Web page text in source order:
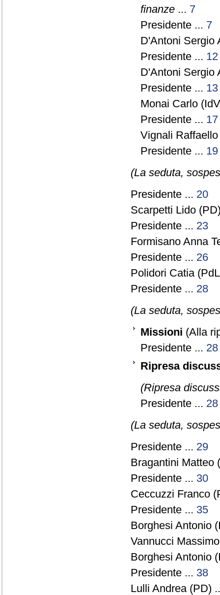
finanze ... 7
Presidente ... 7
D'Antoni Sergio
Presidente ... 12
D'Antoni Sergio
Presidente ... 13
Monai Carlo
Presidente ... 17
Vignali
Presidente ... 19
(La seduta,
Presidente ... 20
Scarpetti Lido
Presidente ... 23
Formisano Anna
Presidente ... 26
Polidori Catia
Presidente ... 28
(La seduta,
Missioni (Alla
Presidente ... 28
Ripresa
(Ripresa
Presidente ... 28
(La seduta,
Presidente ... 29
Bragantini Matteo
Presidente ... 30
Ceccuzzi Franco
Presidente ... 35
Borghesi Antonio
Vannucci
Borghesi Antonio
Presidente ... 38
Lulli Andrea (PD)